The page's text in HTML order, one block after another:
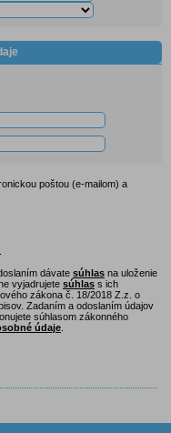
poštou (e-mailom) a
dávate súhlas na uloženie
vyjadrujete súhlas s ich
zákona č. 18/2018 Z.z. o
Zadaním a odoslaním údajov
súhlasom zákonného
údaje